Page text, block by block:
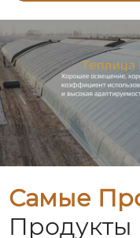
Самые
Продукты